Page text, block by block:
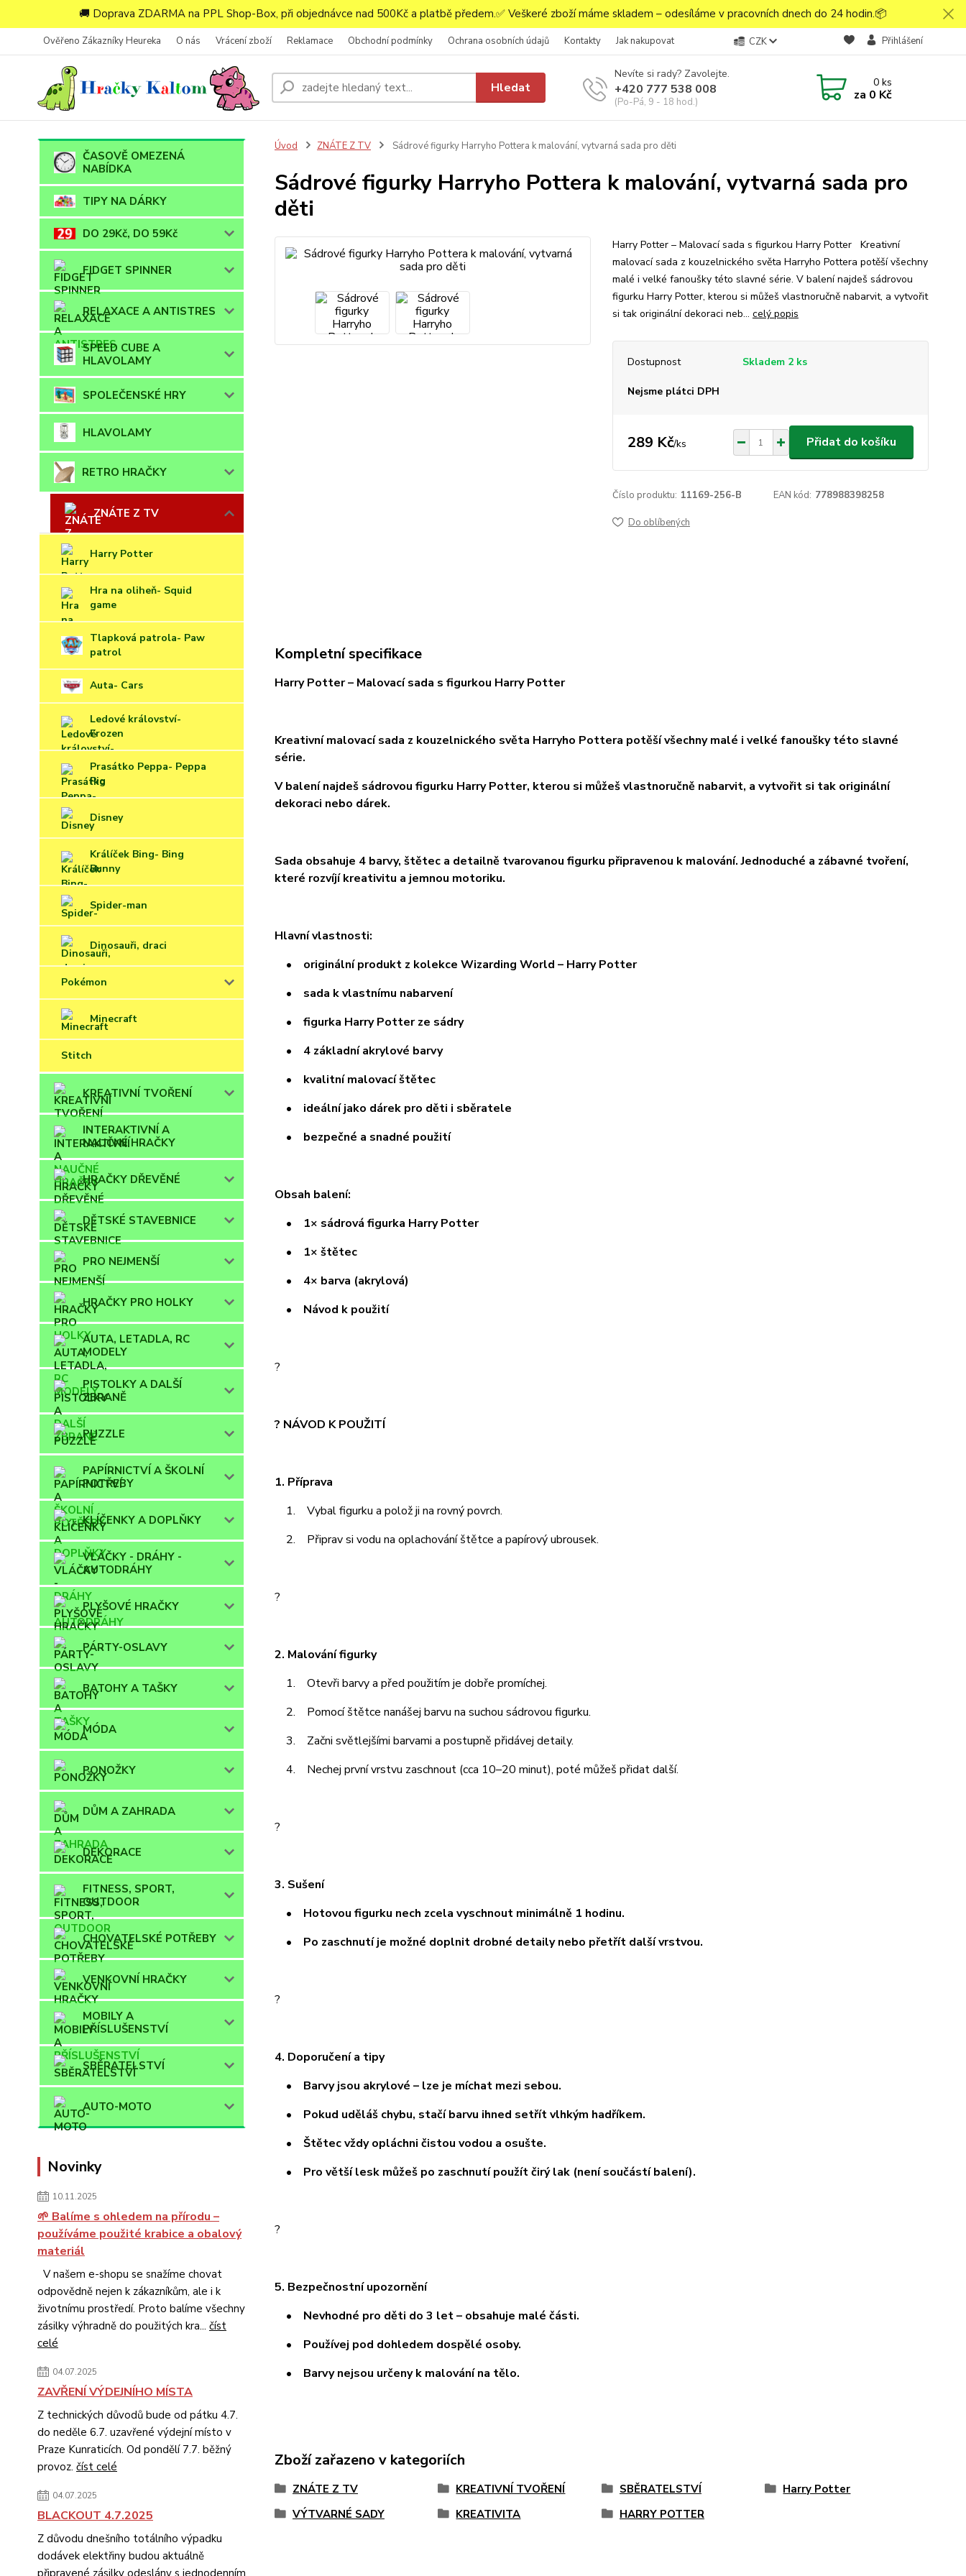
🚚 Doprava ZDARMA na PPL Shop-Box, při objednávce nad 500Kč a platbě předem.✅ Veškeré zboží máme skladem – odesíláme v pracovních dnech do 24 hodin.📦
Ověřeno Zákazníky Heureka O nás Vrácení zboží Reklamace Obchodní podmínky Ochrana osobních údajů Kontakty Jak nakupovat CZK Přihlášení
Hledat
Nevíte si rady? Zavolejte.
+420 777 538 008
(Po-Pá, 9 - 18 hod.)
0ks
za 0 Kč
ČASOVĚ OMEZENÁ
NABÍDKA
TIPY NA DÁRKY
DO 29Kč, DO 59Kč
FIDGET SPINNER
RELAXACE A ANTISTRES
SPEED CUBE A
HLAVOLAMY
SPOLEČENSKÉ HRY
HLAVOLAMY
RETRO HRAČKY
ZNÁTE Z TV
Harry Potter
Hra na oliheň- Squid
game
Tlapková patrola- Paw
patrol
Auta- Cars
Ledové království-
Frozen
Prasátko Peppa- Peppa
Pig
Disney
Králíček Bing- Bing
Bunny
Spider-man
Dinosauři, draci
Pokémon
Minecraft
Stitch
KREATIVNÍ TVOŘENÍ
INTERAKTIVNÍ A
NAUČNÉ HRAČKY
HRAČKY DŘEVĚNÉ
DĚTSKÉ STAVEBNICE
PRO NEJMENŠÍ
HRAČKY PRO HOLKY
AUTA, LETADLA, RC
MODELY
PISTOLKY A DALŠÍ
ZBRANĚ
PUZZLE
PAPÍRNICTVÍ A ŠKOLNÍ
POTŘEBY
KLÍČENKY A DOPLŇKY
VLÁČKY - DRÁHY -
AUTODRÁHY
PLYŠOVÉ HRAČKY
PÁRTY-OSLAVY
BATOHY A TAŠKY
MÓDA
PONOŽKY
DŮM A ZAHRADA
DEKORACE
FITNESS, SPORT,
OUTDOOR
CHOVATELSKÉ POTŘEBY
VENKOVNÍ HRAČKY
MOBILY A
PŘÍSLUŠENSTVÍ
SBĚRATELSTVÍ
AUTO-MOTO
Novinky
10.11.2025
🌱 Balíme s ohledem na přírodu –
používáme použité krabice a obalový
materiál
V našem e-shopu se snažíme chovat
odpovědně nejen k zákazníkům, ale i k
životnímu prostředí. Proto balíme všechny
zásilky výhradně do použitých kra... číst
celé
04.07.2025
ZAVŘENÍ VÝDEJNÍHO MÍSTA
Z technických důvodů bude od pátku 4.7.
do neděle 6.7. uzavřené výdejní místo v
Praze Kunraticích. Od pondělí 7.7. běžný
provoz. číst celé
04.07.2025
BLACKOUT 4.7.2025
Z důvodu dnešního totálního výpadku
dodávek elektřiny budou aktuálně
připravené zásilky odeslány s jednodenním
Úvod ZNÁTE Z TV Sádrové figurky Harryho Pottera k malování, vytvarná sada pro děti
Sádrové figurky Harryho Pottera k malování, vytvarná sada pro
děti
Harry Potter – Malovací sada s figurkou Harry Potter Kreativní
malovací sada z kouzelnického světa Harryho Pottera potěší všechny
malé i velké fanoušky této slavné série. V balení najdeš sádrovou
figurku Harry Potter, kterou si můžeš vlastnoručně nabarvit, a vytvořit
si tak originální dekoraci neb... celý popis
Dostupnost Skladem 2 ks
Nejsme plátci DPH
289 Kč/ks Přidat do košíku
Číslo produktu: 11169-256-B EAN kód: 778988398258
Do oblíbených
Kompletní specifikace
Harry Potter – Malovací sada s figurkou Harry Potter
Kreativní malovací sada z kouzelnického světa Harryho Pottera potěší všechny malé i velké fanoušky této slavné
série.
V balení najdeš sádrovou figurku Harry Potter, kterou si můžeš vlastnoručně nabarvit, a vytvořit si tak originální
dekoraci nebo dárek.
Sada obsahuje 4 barvy, štětec a detailně tvarovanou figurku připravenou k malování. Jednoduché a zábavné tvoření,
které rozvíjí kreativitu a jemnou motoriku.
Hlavní vlastnosti:
• originální produkt z kolekce Wizarding World – Harry Potter
• sada k vlastnímu nabarvení
• figurka Harry Potter ze sádry
• 4 základní akrylové barvy
• kvalitní malovací štětec
• ideální jako dárek pro děti i sběratele
• bezpečné a snadné použití
Obsah balení:
• 1× sádrová figurka Harry Potter
• 1× štětec
• 4× barva (akrylová)
• Návod k použití
?
? NÁVOD K POUŽITÍ
1. Příprava
1. Vybal figurku a polož ji na rovný povrch.
2. Připrav si vodu na oplachování štětce a papírový ubrousek.
?
2. Malování figurky
1. Otevři barvy a před použitím je dobře promíchej.
2. Pomocí štětce nanášej barvu na suchou sádrovou figurku.
3. Začni světlejšími barvami a postupně přidávej detaily.
4. Nechej první vrstvu zaschnout (cca 10–20 minut), poté můžeš přidat další.
?
3. Sušení
• Hotovou figurku nech zcela vyschnout minimálně 1 hodinu.
• Po zaschnutí je možné doplnit drobné detaily nebo přetřít další vrstvou.
?
4. Doporučení a tipy
• Barvy jsou akrylové – lze je míchat mezi sebou.
• Pokud uděláš chybu, stačí barvu ihned setřít vlhkým hadříkem.
• Štětec vždy opláchni čistou vodou a osušte.
• Pro větší lesk můžeš po zaschnutí použít čirý lak (není součástí balení).
?
5. Bezpečnostní upozornění
• Nevhodné pro děti do 3 let – obsahuje malé části.
• Používej pod dohledem dospělé osoby.
• Barvy nejsou určeny k malování na tělo.
Zboží zařazeno v kategoriích
ZNÁTE Z TV KREATIVNÍ TVOŘENÍ SBĚRATELSTVÍ
Harry Potter
VÝTVARNÉ SADY
KREATIVITA HARRY POTTER